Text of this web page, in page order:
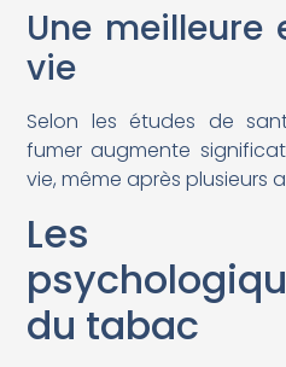
Une meilleure
vie
Selon les études de
fumer augmente
vie, même après plusieurs
Les
du tabac